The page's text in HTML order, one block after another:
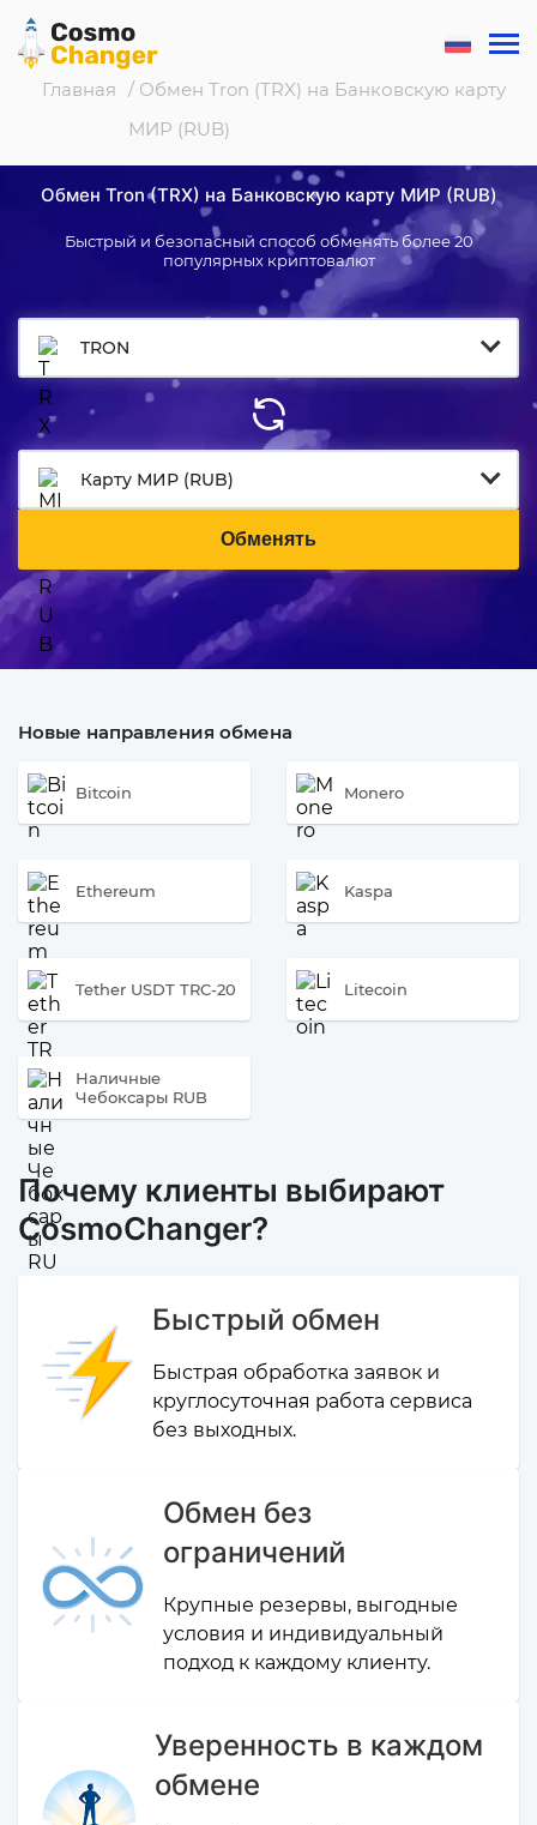
Главная / Обмен Tron (TRX) на Банковскую карту
МИР (RUB)
Обмен Tron (TRX) на Банковскую карту МИР (RUB)
Быстрый и безопасный способ обменять более 20
популярных криптовалют
TRON
Карту МИР (RUB)
Обменять
Новые направления обмена
Bitcoin Monero
Ethereum Kaspa
Tether USDT TRC-20 Litecoin
Наличные
Чебоксары RUB
Почему клиенты выбирают
CosmoChanger?
Быстрый обмен
Быстрая обработка заявок и
круглосуточная работа сервиса
без выходных.
Обмен без
ограничений
Крупные резервы, выгодные
условия и индивидуальный
подход к каждому клиенту.
Уверенность в каждом
обмене